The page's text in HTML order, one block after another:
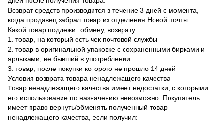
Возврат средств производится в течение 3 дней с момента,
когда продавец забрал товар из отделения Новой почты.
Какой товар подлежит обмену, возврату:
1. товар, на который есть чек почтовой службы
2. товар в оригинальной упаковке с сохраненными бирками и
ярлыками, не бывший в употреблении
3. товар, после покупки которого не прошло 14 дней
Условия возврата товара ненадлежащего качества
Товар ненадлежащего качества имеет недостатки, с которыми
его использование по назначению невозможно. Покупатель
имеет право вернуть/обменять полученный товар
ненадлежащего качества, если получил: